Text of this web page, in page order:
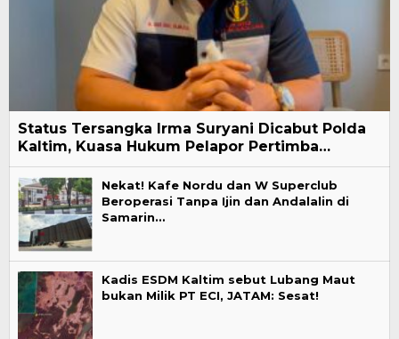
Status Tersangka Irma Suryani Dicabut Polda
Kaltim, Kuasa Hukum Pelapor Pertimba…
Nekat! Kafe Nordu dan W Superclub
Beroperasi Tanpa Ijin dan Andalalin di
Samarin…
Kadis ESDM Kaltim sebut Lubang Maut
bukan Milik PT ECI, JATAM: Sesat!